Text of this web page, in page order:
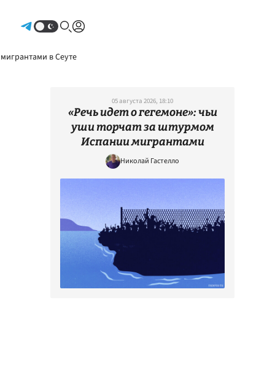
в Сеуте
05 августа 2026, 18:10
«Речь идет о гегемоне»: чьи
уши торчат за штурмом
Испании мигрантами
Николай Гастелло